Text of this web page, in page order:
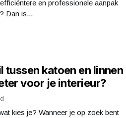
en professionele aanpak
Dan is...
tussen katoen en linnen
voor je interieur?
kies je? Wanneer je op zoek bent